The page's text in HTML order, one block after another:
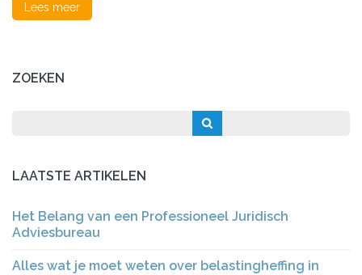
Lees meer
ZOEKEN
LAATSTE ARTIKELEN
Het Belang van een Professioneel Juridisch
Adviesbureau
Alles wat je moet weten over belastingheffing in